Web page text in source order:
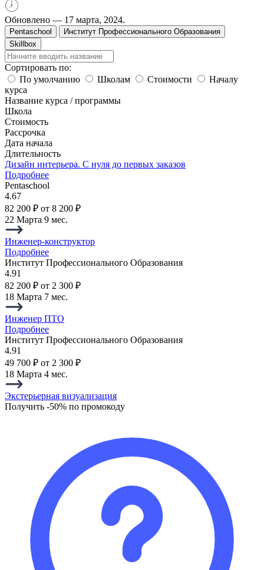
Обновлено — 17 марта, 2024.
Pentaschool
Институт Профессионального Образования
Skillbox
Сортировать по:
По умолчанию
Школам Стоимости
Началу
курса
Название курса / программы
Школа
Стоимость
Рассрочка
Дата начала
Длительность
Дизайн интерьера. С нуля до первых заказов
Подробнее
Pentaschool
4.67
82 200 ₽ от 8 200 ₽
22 Марта 9 мес.
Инженер-конструктор
Подробнее
Институт Профессионального Образования
4.91
82 200 ₽ от 2 300 ₽
18 Марта 7 мес.
Инженер ПТО
Подробнее
Институт Профессионального Образования
4.91
49 700 ₽ от 2 300 ₽
18 Марта 4 мес.
Экстерьерная визуализация
Получить -50% по промокоду